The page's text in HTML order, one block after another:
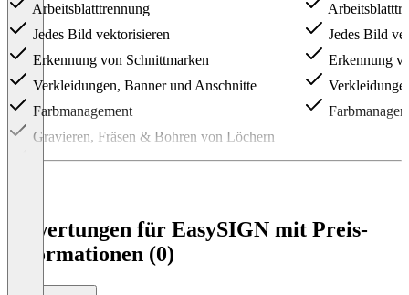
Arbeitsblatttrennung
Jedes Bild vektorisieren
Erkennung von Schnittmarken
Verkleidungen, Banner und Anschnitte
Farbmanagement
Gravieren, Fräsen & Bohren von Löchern
Männliche und weibliche Inlays
Jedes Bild
Erkennung
Bewertungen für EasySIGN mit Preis-
Informationen (0)